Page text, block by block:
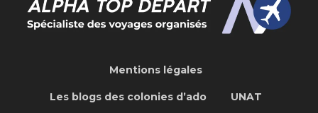
Mentions légales
Les blogs des colonies d’ado UNAT